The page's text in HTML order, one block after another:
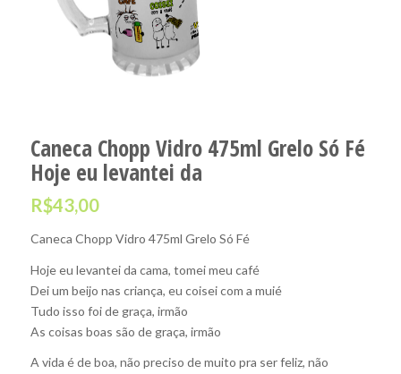
Caneca Chopp Vidro 475ml Grelo Só Fé
Hoje eu levantei da
R$43,00
Caneca Chopp Vidro 475ml Grelo Só Fé
Hoje eu levantei da cama, tomei meu café
Dei um beijo nas criança, eu coisei com a muié
Tudo isso foi de graça, irmão
As coisas boas são de graça, irmão
A vida é de boa, não preciso de muito pra ser feliz, não